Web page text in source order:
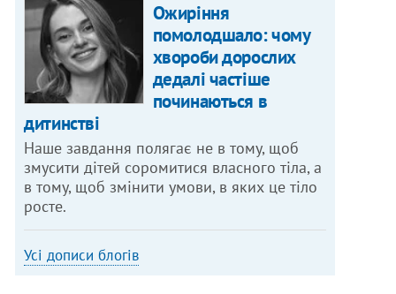
Ожиріння
помолодшало: чому
хвороби дорослих
дедалі частіше
починаються в
дитинстві
Наше завдання полягає не в тому, щоб
змусити дітей соромитися власного тіла, а
в тому, щоб змінити умови, в яких це тіло
росте.
Усі дописи блогів